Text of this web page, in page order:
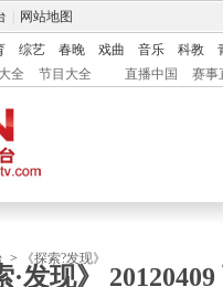
网站地图
综艺 春晚 戏曲 音乐 科教
全 节目大全 直播中国 赛事
> 《探索?发现》
·发现》